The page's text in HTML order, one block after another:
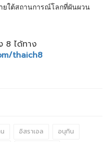
ยใต้สถานการณ์โลกที่ผันผวน
8 ได้ทาง
thaich8
อิสราเอล อนุทิน